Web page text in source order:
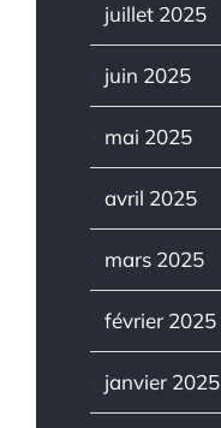
juillet 2025
juin 2025
mai 2025
avril 2025
mars 2025
février 2025
janvier 2025